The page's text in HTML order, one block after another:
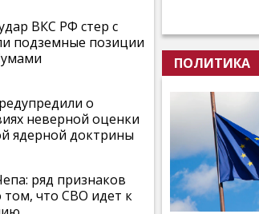
ВКС РФ стер с
подземные позиции
о
неверной оценки
ядерной доктрины
ряд признаков
том, что СВО идет к
ПОЛИТИКА